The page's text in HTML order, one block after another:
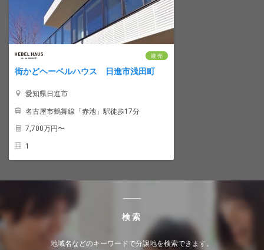
建 売
街かどヘーベルハウス 日進市浅田町
愛知県日進市
名古屋市鶴舞線「赤池」駅徒歩17分
7,700万円〜
1
検索
地域名などのキーワードで分譲地を検索できます。